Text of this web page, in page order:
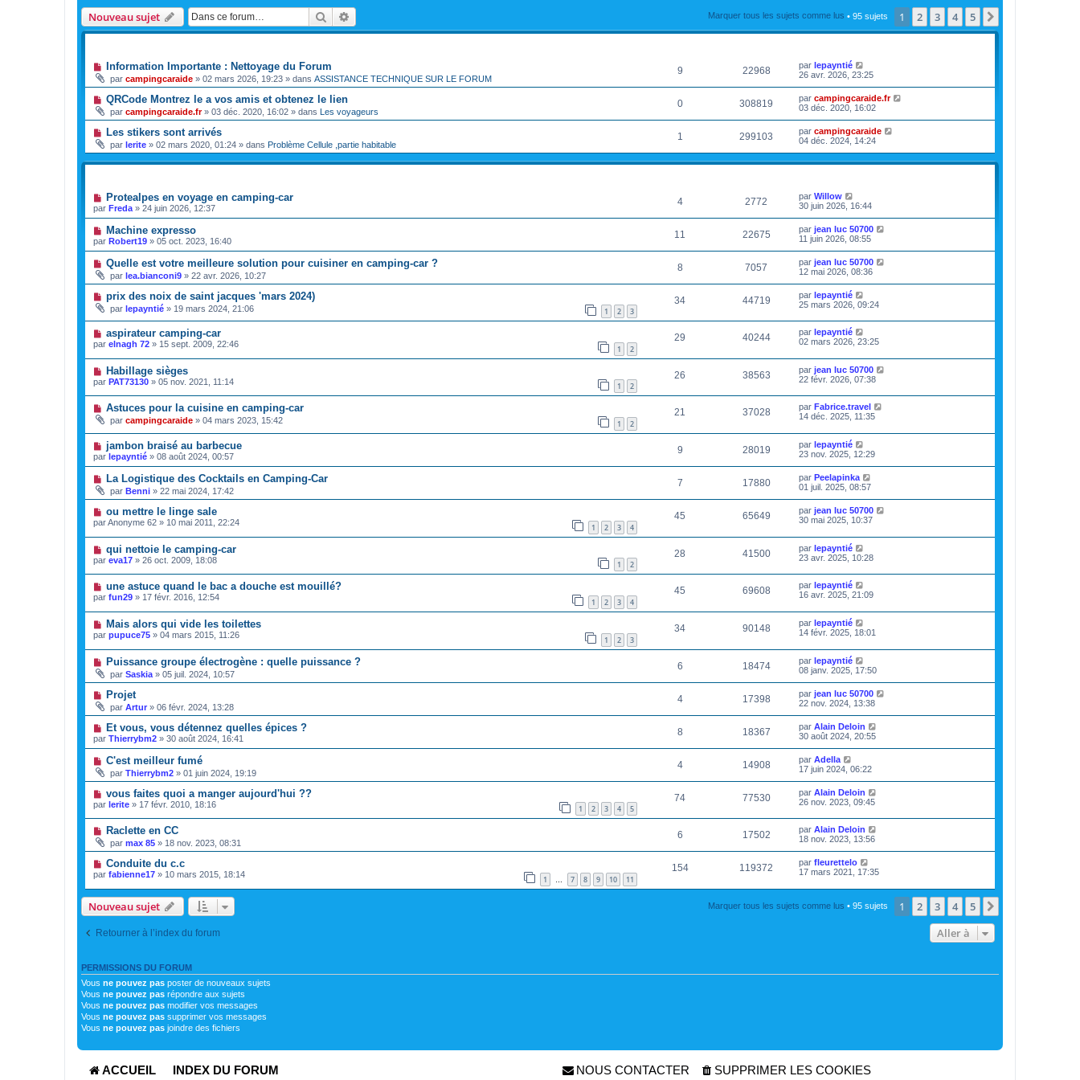
d
r
s
a
g
Nouveau sujet Rechercher Marquer tous les sujets comme lus • 95 sujets 1 2 3 4 5
Information Importante : Nettoyage du Forum
par campingcaraide » 02 mars 2026, 19:23 » dans ASSISTANCE TECHNIQUE SUR LE FORUM
9 22968 par lepayntié
26 avr. 2026, 23:25
QRCode Montrez le a vos amis et obtenez le lien
par campingcaraide.fr» 03 déc. 2020, 16:02 » dans Les voyageurs
0 308819 par campingcaraide.fr
03 déc. 2020, 16:02
Les stikers sont arrivés
par lerite » 02 mars 2020, 01:24 » dans Problème Cellule ,partie habitable
1 299103 par campingcaraide
04 déc. 2024, 14:24
Protealpes en voyage en camping-car
par Freda » 24 juin 2026, 12:37
4 2772 par Willow
30 juin 2026, 16:44
Machine expresso
par Robert19 » 05 oct. 2023, 16:40
11 22675 par jean luc 50700
11 juin 2026, 08:55
Quelle est votre meilleure solution pour cuisiner en camping-car ?
par lea.bianconi9 » 22 avr. 2026, 10:27
8 7057 par jean luc 50700
12 mai 2026, 08:36
prix des noix de saint jacques 'mars 2024)
par lepayntié » 19 mars 2024, 21:06 1 2 3
34 44719 par lepayntié
25 mars 2026, 09:24
aspirateur camping-car
par elnagh 72 » 15 sept. 2009, 22:46 1 2
29 40244 par lepayntié
02 mars 2026, 23:25
Habillage sièges
par PAT73130 » 05 nov. 2021, 11:14 1 2
26 38563 par jean luc 50700
22 févr. 2026, 07:38
Astuces pour la cuisine en camping-car
par campingcaraide » 04 mars 2023, 15:42 1 2
21 37028 par Fabrice.travel
14 déc. 2025, 11:35
jambon braisé au barbecue
par lepayntié » 08 août 2024, 00:57
9 28019 par lepayntié
23 nov. 2025, 12:29
La Logistique des Cocktails en Camping-Car
par Benni » 22 mai 2024, 17:42
7 17880 par Peelapinka
01 juil. 2025, 08:57
ou mettre le linge sale
parAnonyme 62 » 10 mai 2011, 22:24 1 2 3 4
45 65649 par jean luc 50700
30 mai 2025, 10:37
qui nettoie le camping-car
par eva17 » 26 oct. 2009, 18:08 1 2
28 41500 par lepayntié
23 avr. 2025, 10:28
une astuce quand le bac a douche est mouillé?
par fun29 » 17 févr. 2016, 12:54 1 2 3 4
45 69608 par lepayntié
16 avr. 2025, 21:09
Mais alors qui vide les toilettes
par pupuce75 » 04 mars 2015, 11:26 1 2 3
34 90148 par lepayntié
14 févr. 2025, 18:01
Puissance groupe électrogène : quelle puissance ?
par Saskia » 05 juil. 2024, 10:57
6 18474 par lepayntié
08 janv. 2025, 17:50
Projet
par Artur » 06 févr. 2024, 13:28
4 17398 par jean luc 50700
22 nov. 2024, 13:38
Et vous, vous détennez quelles épices ?
par Thierrybm2 » 30 août 2024, 16:41
8 18367 par Alain Deloin
30 août 2024, 20:55
C'est meilleur fumé
par Thierrybm2 » 01 juin 2024, 19:19
4 14908 par Adella
17 juin 2024, 06:22
vous faites quoi a manger aujourd'hui ??
par lerite » 17 févr. 2010, 18:16 1 2 3 4 5
74 77530 par Alain Deloin
26 nov. 2023, 09:45
Raclette en CC
par max 85 » 18 nov. 2023, 08:31
6 17502 par Alain Deloin
18 nov. 2023, 13:56
Conduite du c.c
par fabienne17 » 10 mars 2015, 18:14 1 … 7 8 9 10 11
154 119372 par fleurettelo
17 mars 2021, 17:35
Nouveau sujet Marquer tous les sujets comme lus • 95 sujets 1 2 3 4 5
Retourner à l’index du forum Aller à
PERMISSIONS DU FORUM
Vous ne pouvez pas poster de nouveaux sujets
Vous ne pouvez pas répondre aux sujets
Vous ne pouvez pas modifier vos messages
Vous ne pouvez pas supprimer vos messages
Vous ne pouvez pas joindre des fichiers
ACCUEIL INDEX DU FORUM SUPPRIMER LES COOKIES
NOUS CONTACTER